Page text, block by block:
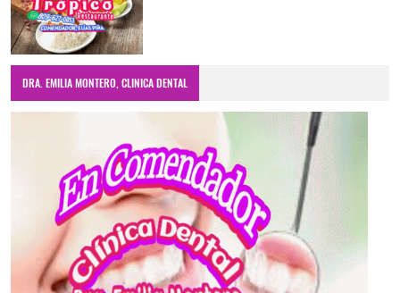
DRA. EMILIA MONTERO, CLINICA DENTAL